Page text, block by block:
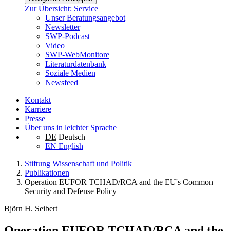
Zur Übersicht: Service
Unser Beratungsangebot
Newsletter
SWP-Podcast
Video
SWP-WebMonitore
Literaturdatenbank
Soziale Medien
Newsfeed
Kontakt
Karriere
Presse
Über uns in leichter Sprache
DE Deutsch
EN English
Stiftung Wissenschaft und Politik
Publikationen
Operation EUFOR TCHAD/RCA and the EU's Common
Security and Defense Policy
Björn H. Seibert